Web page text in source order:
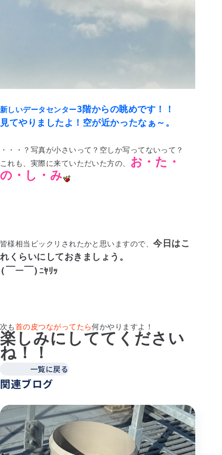
新しいデータセンター3階からの眺めです！！
見てやりましたよ！空が近かったなぁ～。
・・・？写真が小さいって？空しか写ってないって？
これも、実際に来ていただいた方の、 お・た・
の・し・み
皆様相当ビックリされたかと思いますので、今日はこ
れくらいにしておきましょう。
(￣ー￣)ﾆﾔﾘｯ
次も首の皮つながってたら何かやりますよ！
楽しみにしててください
ね！！
一覧に戻る
関連ブログ